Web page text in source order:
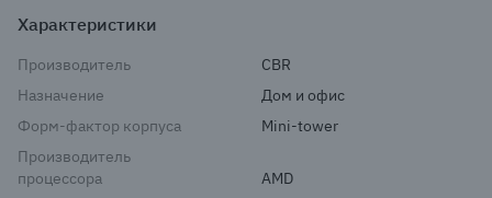
Характеристики
Производитель
CBR
Назначение
Дом и офис
Форм-фактор корпуса
Mini-tower
Производитель
процессора
AMD